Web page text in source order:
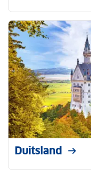
Duitsland